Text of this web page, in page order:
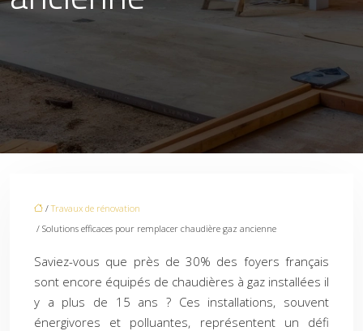
/Travaux de rénovation
/ Solutions efficaces pour remplacer chaudière gaz ancienne
Saviez-vous que près de 30% des foyers français
sont encore équipés de chaudières à gaz installées il
y a plus de 15 ans ? Ces installations, souvent
énergivores et polluantes, représentent un défi